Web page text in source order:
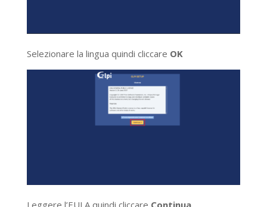
Selezionare la lingua quindi cliccare OK